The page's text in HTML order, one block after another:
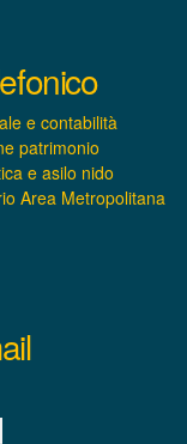
e contabilità
patrimonio
e asilo nido
Area Metropolitana